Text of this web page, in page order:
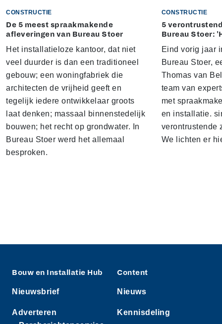
CONSTRUCTIE
De 5 meest spraakmakende
afleveringen van Bureau Stoer
Het installatieloze kantoor, dat niet
veel duurder is dan een traditioneel
gebouw; een woningfabriek die
architecten de vrijheid geeft en
tegelijk iedere ontwikkelaar groots
laat denken; massaal binnenstedelijk
bouwen; het recht op grondwater. In
Bureau Stoer werd het allemaal
besproken.
CONSTRUCTIE
5
Bureau Stoer:
Eind vorig jaar
Bureau Stoer,
Thomas van
team van
met
en installatie.
verontrustende
We lichten er
Bouw en Installatie Hub
Nieuwsbrief
Adverteren
Content
Nieuws
Kennisdeling